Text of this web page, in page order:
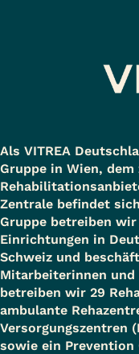
Als VITREA
Gruppe in Wien,
Zentrale befindet
Gruppe betreiben
Einrichtungen in
Schweiz und
Mitarbeiterinnen
betreiben wir 29
ambulante
Versorgungszentren
sowie ein Prevention